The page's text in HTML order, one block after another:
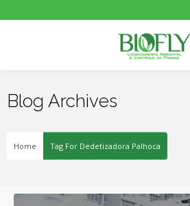
Blog Archives
Home Tag For Dedetizadora Palhoca